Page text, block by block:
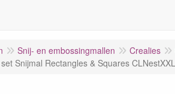
Snij- en embossingmallen Crealies
Snijmal Rectangles & Squares